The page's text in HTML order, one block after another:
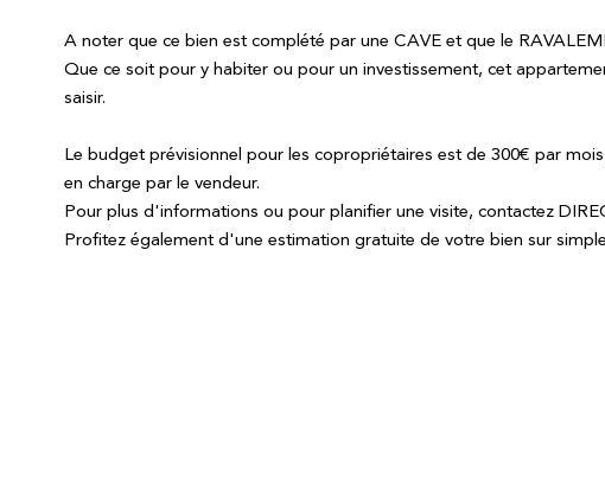
A noter que ce bien est complété par une CAVE et que le
Que ce soit pour y habiter ou pour un investissement, cet
saisir.
Le budget prévisionnel pour les copropriétaires est de 300€ par
en charge par le vendeur.
Pour plus d'informations ou pour planifier une visite, contactez
Profitez également d'une estimation gratuite de votre bien sur